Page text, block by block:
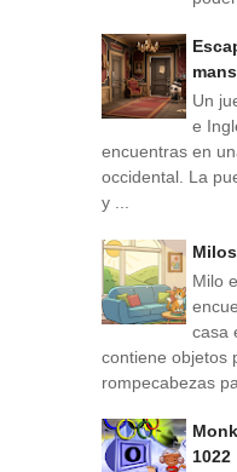
Un
e
encuentras en
occidental. La
y ...
Milo
casa
contiene objetos
rompecabezas
1022